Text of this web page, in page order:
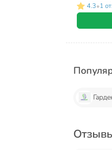
4.3•1